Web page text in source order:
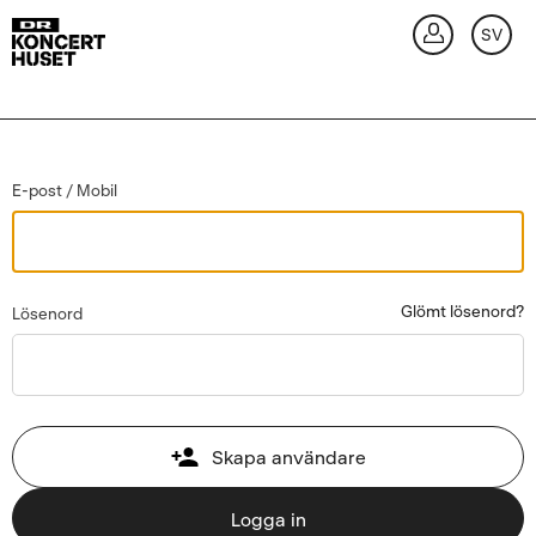
SV
E-post / Mobil
Lösenord Glömt lösenord?
Skapa användare
Logga in